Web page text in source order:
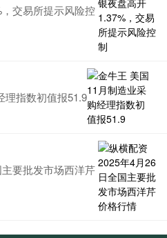
交易所提示风险控
理指数初值报51.9
要批发市场西洋芹